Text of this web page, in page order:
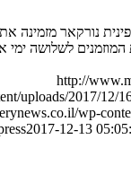
נורקאר מזמינה
לשלושה ימי
http://
uploads/2017/12/
wp-
2017-12-13